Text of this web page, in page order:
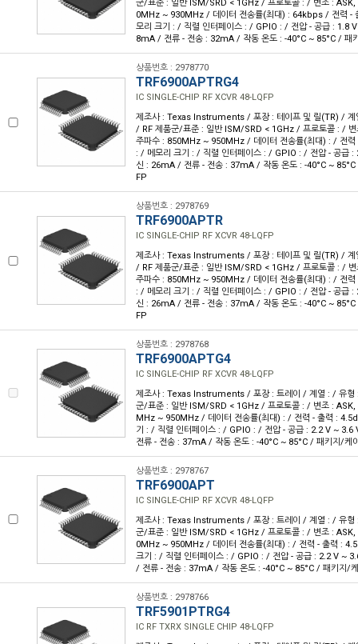
군/표준 : 일반 ISM/SRD < 1GHz / 프로토콜 : / 변조 :
0MHz ~ 930MHz / 데이터 전송률(최대) : 64kbps / 전력 -
모리 크기 : / 직렬 인터페이스 : / GPIO : / 전압 - 공급 : 1.8
8mA / 전류 - 전송 : 32mA / 작동 온도 : -40°C ~ 85°C / 패
상품번호 : 2978770
TRF6900APTRG4
IC SINGLE-CHIP RF XCVR 48-LQFP
제조사 : Texas Instruments / 포장 : 테이프 및 릴(TR) / 계
/ RF 제품군/표준 : 일반 ISM/SRD < 1GHz / 프로토콜 : /
주파수 : 850MHz ~ 950MHz / 데이터 전송률(최대) : / 전
: / 메모리 크기 : / 직렬 인터페이스 : / GPIO : / 전압 - 공급
신 : 26mA / 전류 - 전송 : 37mA / 작동 온도 : -40°C ~
FP
상품번호 : 2978769
TRF6900APTR
IC SINGLE-CHIP RF XCVR 48-LQFP
제조사 : Texas Instruments / 포장 : 테이프 및 릴(TR) / 계
/ RF 제품군/표준 : 일반 ISM/SRD < 1GHz / 프로토콜 : /
주파수 : 850MHz ~ 950MHz / 데이터 전송률(최대) : / 전
: / 메모리 크기 : / 직렬 인터페이스 : / GPIO : / 전압 - 공급
신 : 26mA / 전류 - 전송 : 37mA / 작동 온도 : -40°C ~
FP
상품번호 : 2978768
TRF6900APTG4
IC SINGLE-CHIP RF XCVR 48-LQFP
제조사 : Texas Instruments / 포장 : 트레이 / 계열 : / 유형
군/표준 : 일반 ISM/SRD < 1GHz / 프로토콜 : / 변조 :
MHz ~ 950MHz / 데이터 전송률(최대) : / 전력 - 출력 :
기 : / 직렬 인터페이스 : / GPIO : / 전압 - 공급 : 2.2 V ~
전류 - 전송 : 37mA / 작동 온도 : -40°C ~ 85°C / 패키지/케
상품번호 : 2978767
TRF6900APT
IC SINGLE-CHIP RF XCVR 48-LQFP
제조사 : Texas Instruments / 포장 : 트레이 / 계열 : / 유형
군/표준 : 일반 ISM/SRD < 1GHz / 프로토콜 : / 변조 :
0MHz ~ 950MHz / 데이터 전송률(최대) : / 전력 - 출력 :
크기 : / 직렬 인터페이스 : / GPIO : / 전압 - 공급 : 2.2 V ~
/ 전류 - 전송 : 37mA / 작동 온도 : -40°C ~ 85°C / 패키지/
상품번호 : 2978766
TRF5901PTRG4
IC RF TXRX SINGLE CHIP 48-LQFP